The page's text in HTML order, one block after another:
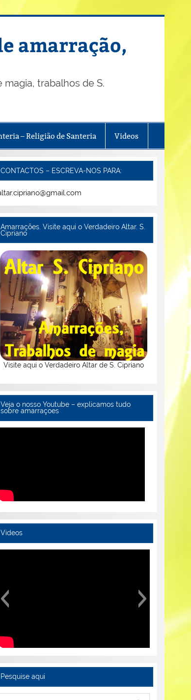
amarração,
trabalhos de S.
– Religião de Santeria Videos
CONTACTOS – ESCREVA-NOS PARA:
Amarrações. Visite aqui o Verdadeiro Altar. S.
Cipriano
Visite aqui o Verdadeiro Altar de S. Cipriano
Veja o nosso Youtube – explicamos tudo
sobre amarraçoes
Videos
Pesquise aqui